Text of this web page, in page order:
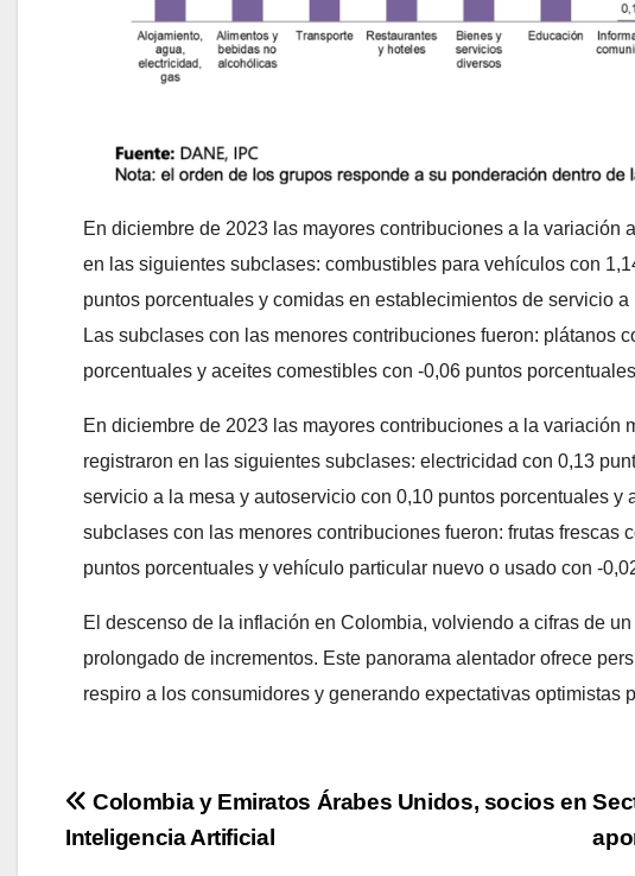
En diciembre de 2023 las mayores contribuciones a la
en las siguientes subclases: combustibles para vehículos con
puntos porcentuales y comidas en establecimientos de servicio
Las subclases con las menores contribuciones fueron: plátanos
porcentuales y aceites comestibles con -0,06 puntos
En diciembre de 2023 las mayores contribuciones a la variación
registraron en las siguientes subclases: electricidad con 0,13
servicio a la mesa y autoservicio con 0,10 puntos porcentuales
subclases con las menores contribuciones fueron: frutas
puntos porcentuales y vehículo particular nuevo o usado con -
El descenso de la inflación en Colombia, volviendo a cifras de
prolongado de incrementos. Este panorama alentador ofrece
respiro a los consumidores y generando expectativas optimistas
Navegación
de
Colombia y Emiratos Árabes Unidos, socios en
Inteligencia Artificial